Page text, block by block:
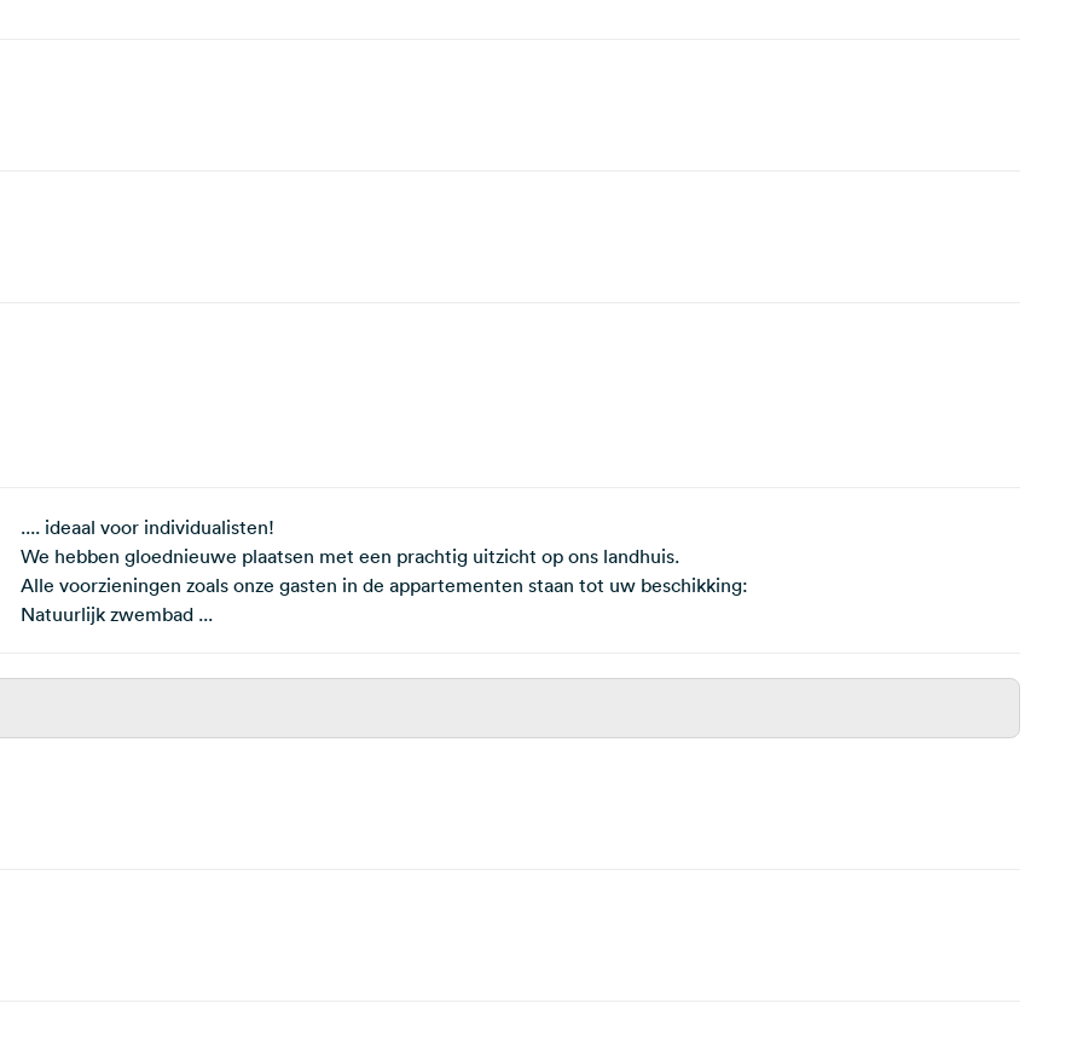
.... ideaal voor individualisten!
We hebben gloednieuwe plaatsen met een prachtig uitzicht op ons landhuis.
Alle voorzieningen zoals onze gasten in de appartementen staan tot uw beschikking:
Natuurlijk zwembad ...